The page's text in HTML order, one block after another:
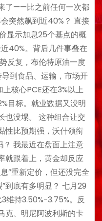
了——比之前任何一次都
突然飙到近40%？ 直接
显示加息25个基点的概
40%。背后几件事叠在
反复，布伦特原油一度
到食品、运输，市场开
核心PCE还在3%以上
目标。就业数据又没明
也没塌。 这种组合让交
性比预期强，沃什领衔
？ 我最近在盘面上注意
就跟着上，黄金却反应
”重新定价，但还没完全
到底有多明显？ 七月29
维持3.50%-3.75%。反
克、明尼阿波利斯的卡